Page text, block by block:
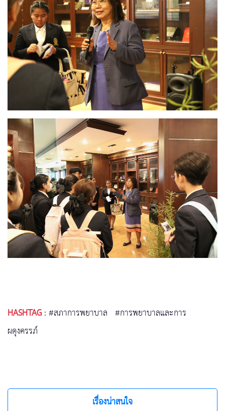
HASHTAG:#สภาการพยาบาล #การพยาบาลและการ
ผดุงครรภ์
เรื่องน่าสนใจ